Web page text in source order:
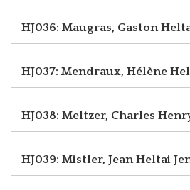
HJ036: Maugras, Gaston
HJ037: Mendraux, Hélène
HJ038: Meltzer, Charles
HJ039: Mistler, JeanHeltai